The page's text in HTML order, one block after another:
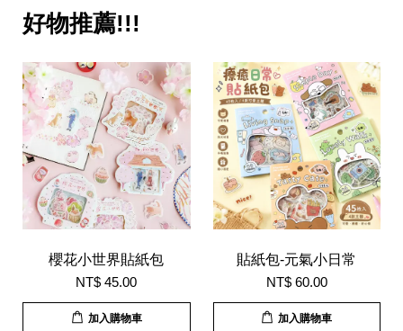
好物推薦!!!
櫻花小世界貼紙包
NT$ 45.00
加入購物車
貼紙包-元氣小日常
NT$ 60.00
加入購物車